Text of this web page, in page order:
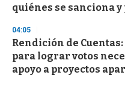
o
d
s
quiénes se sanciona y
04:05
Rendición de
para lograr votos
apoyo a proyectos